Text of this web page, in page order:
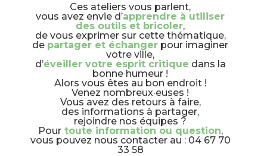
Ces ateliers vous parlent,
vous avez envie d’apprendre à utiliser
des outils et bricoler,
de vous exprimer sur cette thématique,
de partager et échanger pour imaginer
votre ville,
d’éveiller votre esprit critique dans la
bonne humeur !
Alors vous êtes au bon endroit !
Venez nombreux·euses !
Vous avez des retours à faire,
des informations à partager,
rejoindre nos équipes ?
Pourtoute information ou question,
vous pouvez nous contacter au : 04 67 70
33 58